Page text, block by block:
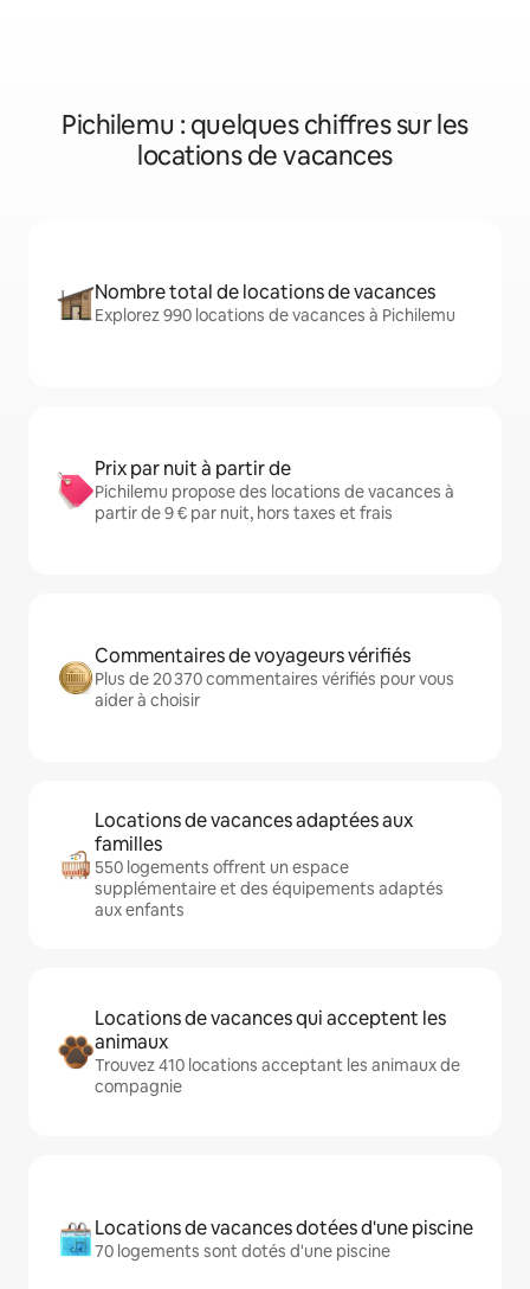
Pichilemu : quelques chiffres sur les
locations de vacances
Nombre total de locations de vacances
Explorez 990 locations de vacances à Pichilemu
Prix par nuit à partir de
Pichilemu propose des locations de vacances à
partir de 9 € par nuit, hors taxes et frais
Commentaires de voyageurs vérifiés
Plus de 20 370 commentaires vérifiés pour vous
aider à choisir
Locations de vacances adaptées aux
familles
550 logements offrent un espace
supplémentaire et des équipements adaptés
aux enfants
Locations de vacances qui acceptent les
animaux
Trouvez 410 locations acceptant les animaux de
compagnie
Locations de vacances dotées d'une piscine
70 logements sont dotés d'une piscine